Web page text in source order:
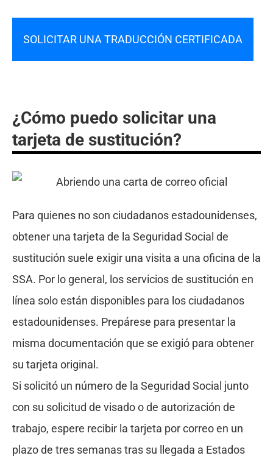
SOLICITAR UNA TRADUCCIÓN CERTIFICADA
¿Cómo puedo solicitar una
tarjeta de sustitución?
Para quienes no son ciudadanos estadounidenses,
obtener una tarjeta de la Seguridad Social de
sustitución suele exigir una visita a una oficina de la
SSA. Por lo general, los servicios de sustitución en
línea solo están disponibles para los ciudadanos
estadounidenses. Prepárese para presentar la
misma documentación que se exigió para obtener
su tarjeta original.
Si solicitó un número de la Seguridad Social junto
con su solicitud de visado o de autorización de
trabajo, espere recibir la tarjeta por correo en un
plazo de tres semanas tras su llegada a Estados